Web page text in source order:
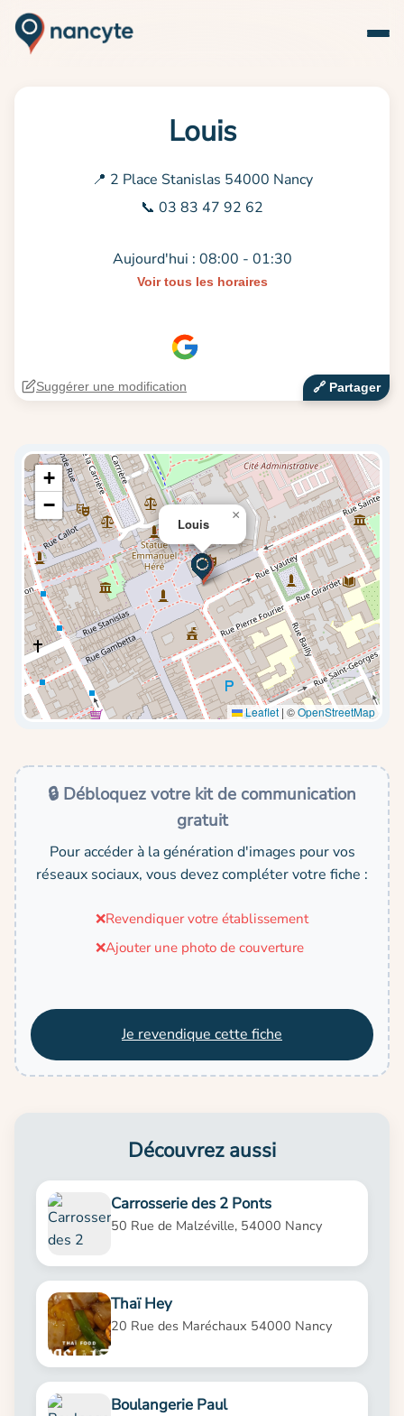
Louis
📍 2 Place Stanislas 54000 Nancy
📞 03 83 47 92 62
Aujourd'hui : 08:00 - 01:30
Voir tous les horaires
🔗‍️ Partager
Suggérer une modification
Louis
×
+
−
Leaflet | ©OpenStreetMap
🔒 Débloquez votre kit de communication
gratuit
Pour accéder à la génération d'images pour vos
réseaux sociaux, vous devez compléter votre fiche :
❌Revendiquer votre établissement
❌Ajouter une photo de couverture
Je revendique cette fiche
Découvrez aussi
Carrosserie des 2 Ponts
50 Rue de Malzéville, 54000 Nancy
Thaï Hey
20 Rue des Maréchaux 54000 Nancy
Boulangerie Paul